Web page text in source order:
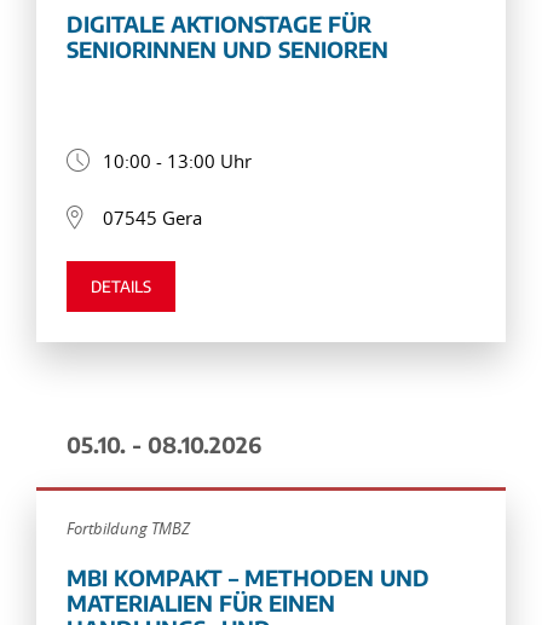
DIGITALE AKTIONSTAGE FÜR
SENIORINNEN UND SENIOREN
10:00 - 13:00 Uhr
07545 Gera
DETAILS
05.10. - 08.10.2026
Fortbildung TMBZ
MBI KOMPAKT – METHODEN UND
MATERIALIEN FÜR EINEN